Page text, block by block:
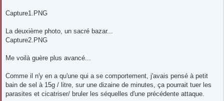
Capture1.PNG
La deuxième photo, un sacré bazar...
Capture2.PNG
Me voilà guère plus avancé...
Comme il n'y en a qu'une qui a se comportement, j'avais pensé à petit
bain de sel à 15g / litre, sur une dizaine de minutes, ça pourrait tuer les
parasites et cicatriser/ bruler les séquelles d'une précédente attaque.